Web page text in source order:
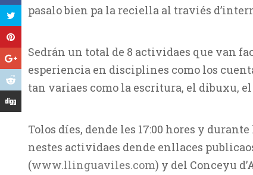
pasalo bien pa la reciella al traviés
Sedrán un total de 8 actividaes que van
esperiencia en disciplines como los
tan variaes como la escritura, el dibuxu,
Tolos díes, dende les 17:00 hores y
nestes actividaes dende enllaces
(www.llinguaviles.com) y del Conceyu